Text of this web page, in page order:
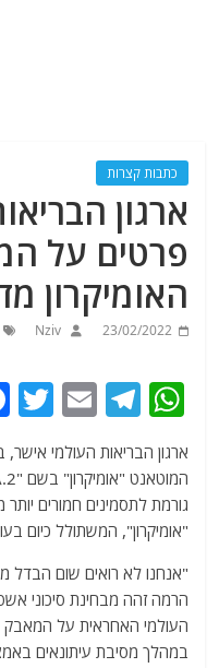
כתבות קצרות
ארגון
פרטים על
האומיקרון
23/02/2022
Nziv
W
at
s
A
p
p
T
e
g
ra
m
E
ai
l
ארגון הבריאות העולמי
"אומיקרון", המשתולל כיום
הרמה זהה מבחינת סיכוני
במהלך מסיבת עיתונאים